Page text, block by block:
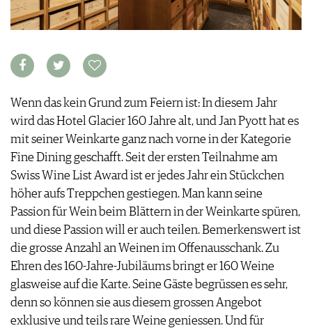
ABO
VORTEILSWELT
BÜCHER
WEINSZENE
PORTRAITS
ARCHIV
ANMELDEN
AWARDS
GEWINNSPIELE
TRINKREIFETABELLE
ABO
WEINSUCHE
NEWSLETTER
WINE TRADE CLUB
REDAKTION
JOBS
WERBUNG
PRESSE
IMPRESSUM
AGB & DATENSCHUTZ
FAQ
Wenn das kein Grund zum Feiern ist: In diesem Jahr
wird das Hotel Glacier 160 Jahre alt, und Jan Pyott hat es
mit seiner Weinkarte ganz nach vorne in der Kategorie
Fine Dining geschafft. Seit der ersten Teilnahme am
Swiss Wine List Award ist er jedes Jahr ein Stückchen
höher aufs Treppchen gestiegen. Man kann seine
Passion für Wein beim Blättern in der Weinkarte spüren,
und diese Passion will er auch teilen. Bemerkenswert ist
die grosse Anzahl an Weinen im Offenausschank. Zu
Ehren des 160-Jahre-Jubiläums bringt er 160 Weine
glasweise auf die Karte. Seine Gäste begrüssen es sehr,
denn so können sie aus diesem grossen Angebot
exklusive und teils rare Weine geniessen. Und für